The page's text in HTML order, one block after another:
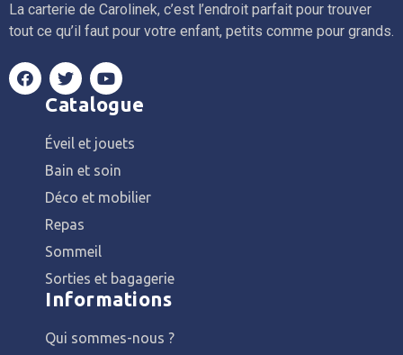
La carterie de Carolinek, c’est l’endroit parfait pour trouver
tout ce qu’il faut pour votre enfant, petits comme pour grands.
Catalogue
Éveil et jouets
Bain et soin
Déco et mobilier
Repas
Sommeil
Sorties et bagagerie
Informations
Qui sommes-nous ?